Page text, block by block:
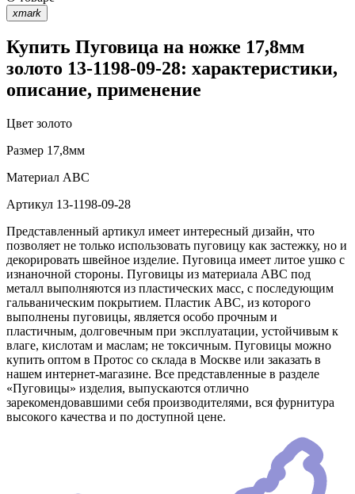
xmark
Купить Пуговица на ножке 17,8мм
золото 13-1198-09-28: характеристики,
описание, применение
Цвет золото
Размер 17,8мм
Материал АВС
Артикул 13-1198-09-28
Представленный артикул имеет интересный дизайн, что
позволяет не только использовать пуговицу как застежку, но и
декорировать швейное изделие. Пуговица имеет литое ушко с
изнаночной стороны. Пуговицы из материала АВС под
металл выполняются из пластических масс, с последующим
гальваническим покрытием. Пластик АВС, из которого
выполнены пуговицы, является особо прочным и
пластичным, долговечным при эксплуатации, устойчивым к
влаге, кислотам и маслам; не токсичным. Пуговицы можно
купить оптом в Протос со склада в Москве или заказать в
нашем интернет-магазине. Все представленные в разделе
«Пуговицы» изделия, выпускаются отлично
зарекомендовавшими себя производителями, вся фурнитура
высокого качества и по доступной цене.